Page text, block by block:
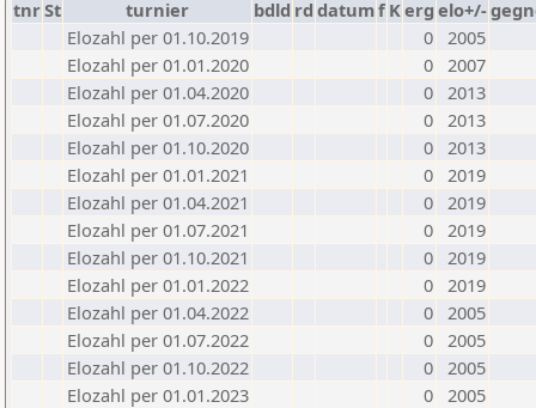
tnrSt turnier bdld rd datumf Kerg elo+/-
Elozahl per 01.10.2019
0 2005
Elozahl per 01.01.2020
0 2007
Elozahl per 01.04.2020
0 2013
Elozahl per 01.07.2020
0 2013
Elozahl per 01.10.2020
0 2013
Elozahl per 01.01.2021
0 2019
Elozahl per 01.04.2021
0 2019
Elozahl per 01.07.2021
0 2019
Elozahl per 01.10.2021
0 2019
Elozahl per 01.01.2022
0 2019
Elozahl per 01.04.2022
0 2005
Elozahl per 01.07.2022
0 2005
Elozahl per 01.10.2022
0 2005
Elozahl per 01.01.2023
0 2005